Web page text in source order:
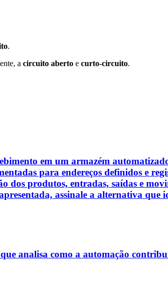
.
a circuito aberto e curto-circuito.
em um armazém
para endereços definidos e
dos produtos, entradas, saídas e
assinale a alternativa
analisa como a automação